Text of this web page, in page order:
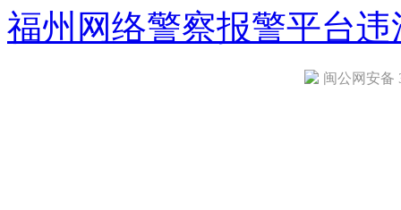
福州网络警察报警平台违
闽公网安备